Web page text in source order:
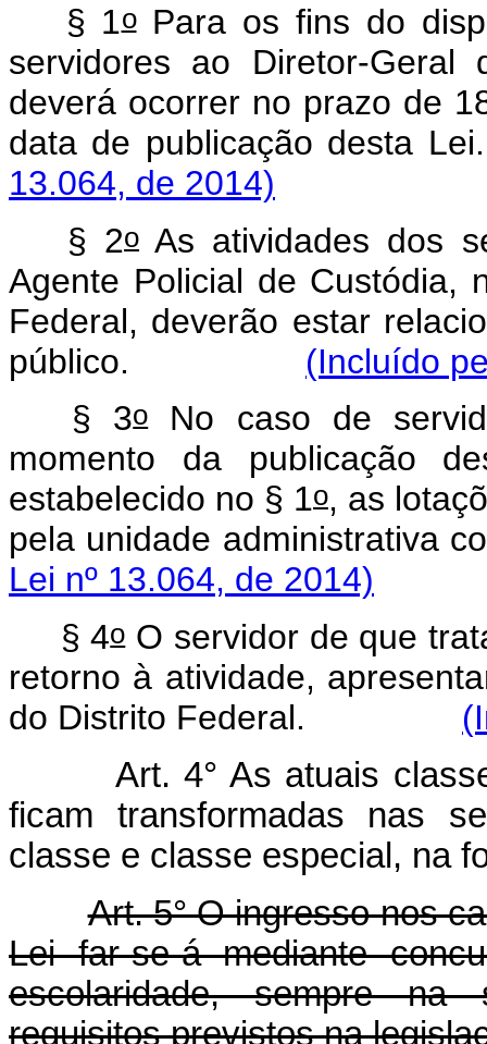
§ 1oPara os fins do
servidores ao Diretor-
deverá ocorrer no prazo de
data de
13.064, de 2014)
§ 2o As atividades dos
Agente Policial de Custódia,
Federal, deverão estar
público. (Incluído
§ 3oNo caso de
momento da publicação
estabelecido no § 1o, as
pela unidade
Lei nº 13.064, de 2014)
§ 4oO servidor de que
retorno à atividade,
do Distrito Federal.
Art. 4° As atuais
ficam transformadas nas
classe e classe especial, na
Art. 5° O ingresso nos
Lei far-se-á mediante
escolaridade, sempre na
requisitos previstos na